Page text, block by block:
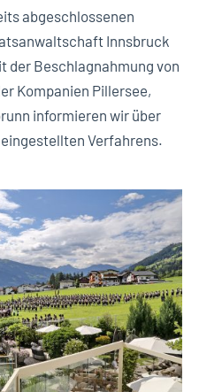
abgeschlossenen
Innsbruck
der Beschlagnahmung von
Kompanien Pillersee,
informieren wir über
Verfahrens.